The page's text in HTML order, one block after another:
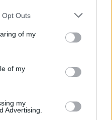
uses one or more Google
behaviour. You may click to
and its third-party tags to
purposes in below Google
Opt Outs
of my
of my
my
Advertising.
a
muzsikájára június
ingyenes TérTáncKoncertjén